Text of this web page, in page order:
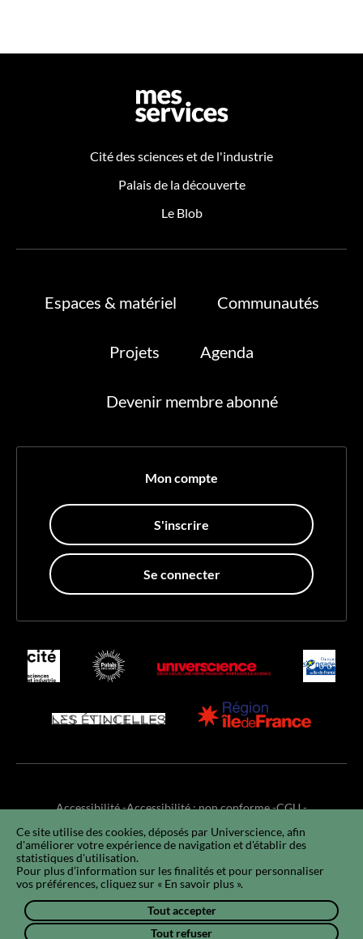
Ce site utilise des cookies, déposés par Universcience, afin
d'améliorer votre expérience de navigation et d'établir des
statistiques d'utilisation.
Pour plus d’information sur les finalités et pour personnaliser
vos préférences, cliquez sur « En savoir plus ».
Tout accepter
Tout refuser
Cité des sciences et de l'industrie
Palais de la découverte
Le Blob
Mon compte
S'inscrire
Se connecter
Espaces & matériel Communautés
Projets Agenda
Devenir membre abonné
Accessibilité Accessibilité : non conforme CGU
Mentions légales RGPD Utilisation des cookies Plan du site